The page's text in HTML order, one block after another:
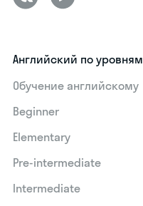
Английский по уровням
Обучение английскому
Beginner
Elementary
Pre-intermediate
Intermediate